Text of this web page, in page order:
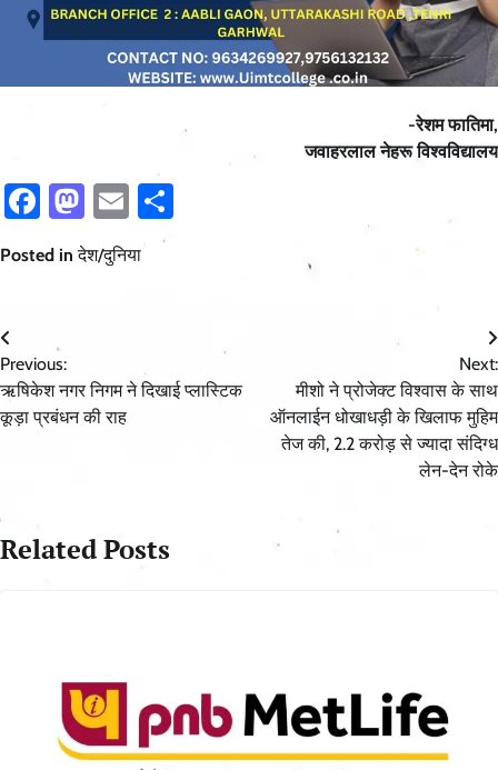
-रेशम फातिमा,
जवाहरलाल नेहरू विश्वविद्यालय
Facebook
Mastodon
Email
Posted inदेश/दुनिया
Post
navigation
Previous:
ऋषिकेश नगर निगम ने दिखाई प्लास्टिक
कूड़ा प्रबंधन की राह
Next:
मीशो ने प्रोजेक्ट विश्वास के साथ
ऑनलाईन धोखाधड़ी के खिलाफ मुहिम
तेज की, 2.2 करोड़ से ज्यादा संदिग्ध
लेन-देन रोके
Related Posts